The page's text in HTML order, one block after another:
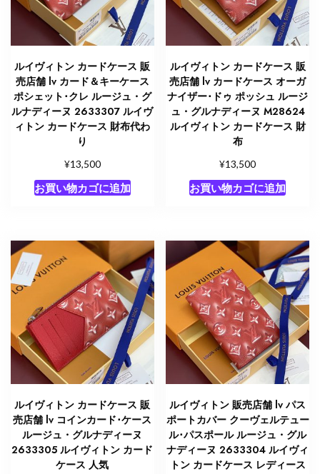
ルイヴィトン カードケース 販
売店舗 lv カード＆キーケース
ポシェット･クレ ルージュ・グ
ルナディーヌ 2633307 ルイヴ
ィトン カードケース 財布代わ
り
¥13,500
お買い物カゴに追加
ルイヴィトン カードケース 販
売店舗 lv カードケース オーガ
ナイザー･ドゥ ポッシュ ルージ
ュ・グルナディーヌ M28624
ルイヴィトン カードケース 財
布
¥13,500
お買い物カゴに追加
ルイヴィトン カードケース 販
売店舗 lv コインカード･ケース
ルージュ・グルナディーヌ
2633305 ルイヴィトン カード
ケース 人気
ルイヴィトン 販売店舗 lv パス
ポートカバー クーヴェルテュー
ル･パスポール ルージュ・グル
ナディーヌ 2633304 ルイヴィ
トン カードケース レディース